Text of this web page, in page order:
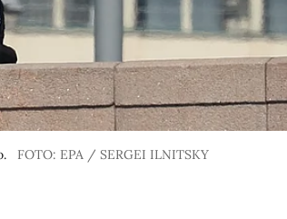
FOTO: EPA / SERGEI ILNITSKY